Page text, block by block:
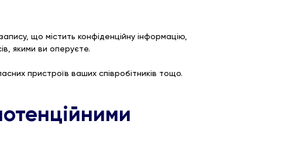
що містить конфіденційну інформацію,
якими ви оперуєте.
пристроїв ваших співробітників тощо.